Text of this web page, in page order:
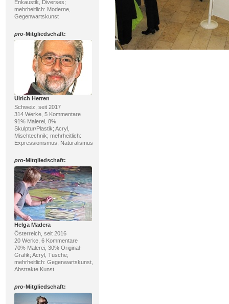
Enkaustik, Diverses;
mehrheitlich: Moderne,
Gegenwartskunst
pro-Mitgliedschaft:
Ulrich Herren
Schweiz, seit 2017
314 Werke, 5 Kommentare
91% Malerei, 8%
Skulptur/Plastik; Acryl,
Mischtechnik; mehrheitlich:
Expressionismus, Naturalismus
pro-Mitgliedschaft:
Helga Madera
Österreich, seit 2016
20 Werke, 6 Kommentare
70% Malerei, 30% Original-
Grafik; Acryl, Tusche;
mehrheitlich: Gegenwartskunst,
Abstrakte Kunst
pro-Mitgliedschaft: